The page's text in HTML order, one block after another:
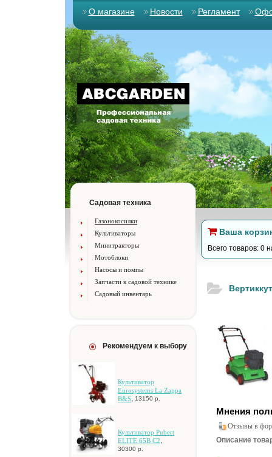
О магазине Новости Регламент
Садовая техника
Газонокосилки
Культиваторы
Минитракторы
Мотоблоки
Насосы и помпы
Запчасти к садовой технике
Садовый инвентарь
Рекомендуем к выбору
Культиватор
Eurosystems La Zappa
B&S, 13150 р.
Культиватор Pubert
ELITE 65B C2,
30300 р.
Ваша
Всего товаров: 0
Мнения
Отзывы в
Описание